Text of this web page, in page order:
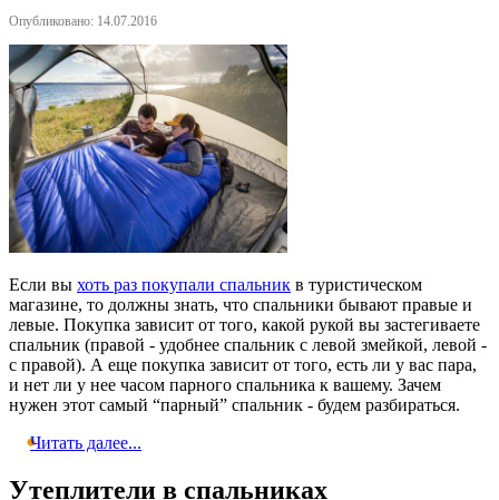
Опубликовано: 14.07.2016
Если вы хоть раз покупали спальник в туристическом
магазине, то должны знать, что спальники бывают правые и
левые. Покупка зависит от того, какой рукой вы застегиваете
спальник (правой - удобнее спальник с левой змейкой, левой -
с правой). А еще покупка зависит от того, есть ли у вас пара,
и нет ли у нее часом парного спальника к вашему. Зачем
нужен этот самый “парный” спальник - будем разбираться.
Читать далее...
Утеплители в спальниках